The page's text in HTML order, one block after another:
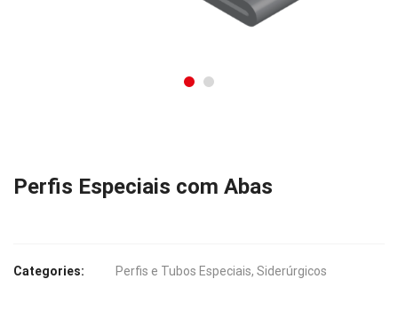
Perfis Especiais com Abas
Categories: Perfis e Tubos Especiais, Siderúrgicos